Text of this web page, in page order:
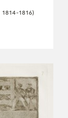
1814-1816)